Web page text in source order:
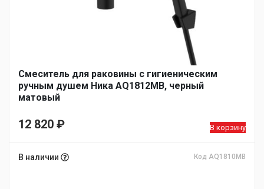
Смеситель для раковины с гигиеническим
ручным душем Ника AQ1812MB, черный
матовый
12 820 ₽ В корзину
В наличии Код AQ1810MB